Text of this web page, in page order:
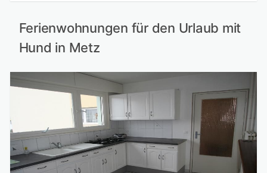
Ferienwohnungen für den Urlaub mit
Hund in Metz